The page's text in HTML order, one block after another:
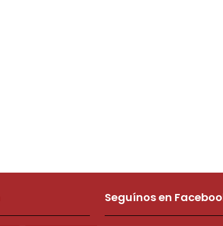
Seguínos en